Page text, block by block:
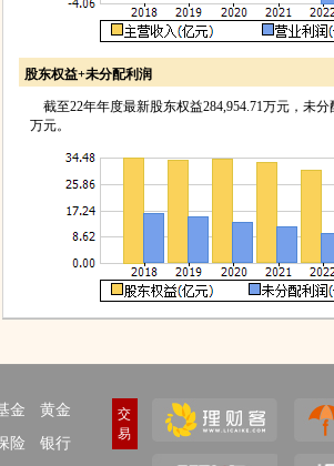
股东权益+未分配利润
截至22年年度最新股东权益284,954.71万元，未分
万元。
金
黄金
险
银行
交
易